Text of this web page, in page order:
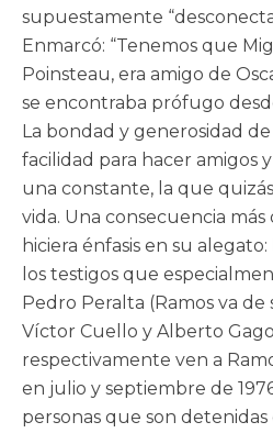
supuestamente
Enmarcó: “Tenemos que
Poinsteau, era amigo de
se encontraba prófugo
La bondad y generosidad
facilidad para hacer amigos
una constante, la que
vida. Una consecuencia
hiciera énfasis en su
los testigos que
Pedro Peralta (Ramos va de
Víctor Cuello y Alberto
respectivamente ven a
en julio y septiembre de
personas que son detenidas